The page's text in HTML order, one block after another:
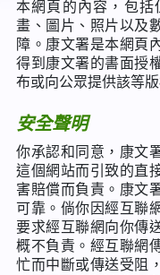
本網頁的內容，包括
畫、圖片、照片以及
障。康文署是本網頁
得到康文署的書面授
布或向公眾提供該等版
安全聲明
你承認和同意，康文
這個網站而引致的直
害賠償而負責。康文
可靠。倘你因經互聯
要求經互聯網向你傳
概不負責。經互聯網
忙而中斷或傳送受阻